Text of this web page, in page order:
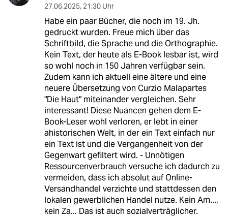
27.06.2025, 21:30 Uhr
Habe ein paar Bücher, die noch im 19. Jh.
gedruckt wurden. Freue mich über das
Schriftbild, die Sprache und die Orthographie.
Kein Text, der heute als E-Book lesbar ist, wird
so wohl noch in 150 Jahren verfügbar sein.
Zudem kann ich aktuell eine ältere und eine
neuere Übersetzung von Curzio Malapartes
"Die Haut" miteinander vergleichen. Sehr
interessant! Diese Nuancen gehen dem E-
Book-Leser wohl verloren, er lebt in einer
ahistorischen Welt, in der ein Text einfach nur
ein Text ist und die Vergangenheit von der
Gegenwart gefiltert wird. - Unnötigen
Ressourcenverbrauch versuche ich dadurch zu
vermeiden, dass ich absolut auf Online-
Versandhandel verzichte und stattdessen den
lokalen gewerblichen Handel nutze. Kein Am...,
kein Za... Das ist auch sozialverträglicher.